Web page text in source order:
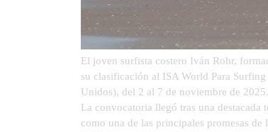
El joven surfista costero Iván Rohr,
su clasificación al ISA World Para
Unidos), del 2 al 7 de noviembre de 2025.
La convocatoria llegó tras una
como una de las principales promesas